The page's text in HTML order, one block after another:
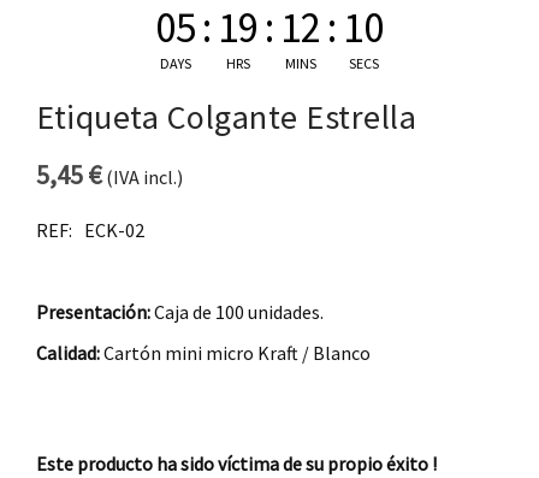
05
DAYS
: 19
HRS
: 12
MINS
: 09
SECS
Etiqueta Colgante Estrella
5,45€(IVA incl.)
REF: ECK-02
Presentación:Caja de 100 unidades.
Calidad:Cartón mini micro Kraft / Blanco
Este producto ha sido víctima de su propio éxito !